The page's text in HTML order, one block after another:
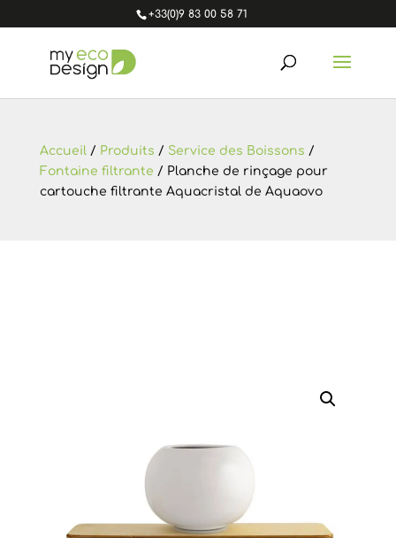
+33(0)9 83 00 58 71
Accueil/ Produits / Service des Boissons /
Fontaine filtrante / Planche de rinçage pour
cartouche filtrante Aquacristal de Aquaovo